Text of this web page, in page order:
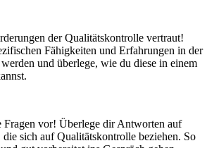
der Qualitätskontrolle vertraut!
Fähigkeiten und Erfahrungen in der
und überlege, wie du diese in einem
Fragen vor! Überlege dir Antworten auf
sich auf Qualitätskontrolle beziehen. So